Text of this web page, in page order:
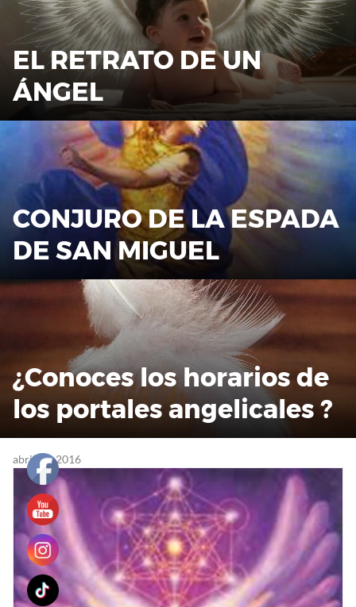
EL RETRATO DE UN
ÁNGEL
CONJURO DE LA ESPADA
DE SAN MIGUEL
¿Conoces los horarios de
los portales angelicales ?
abril 26, 2016